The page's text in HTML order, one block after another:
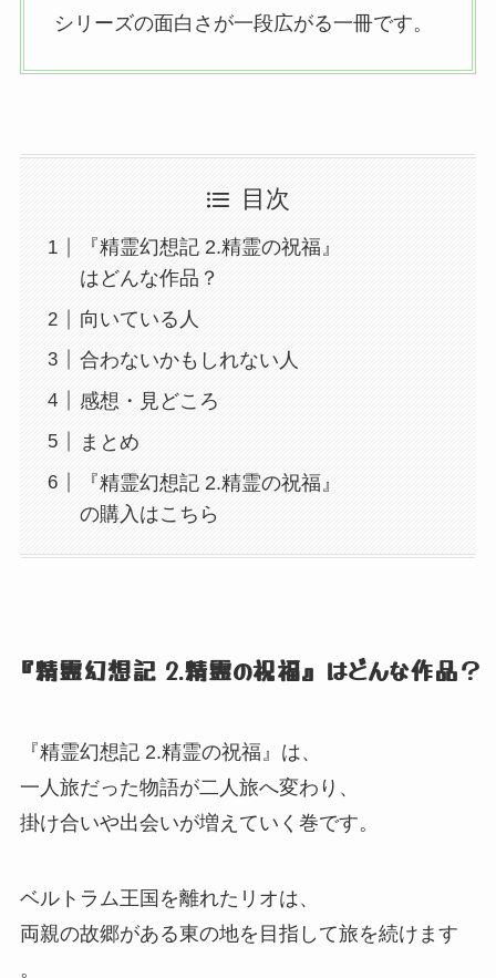
シリーズの面白さが一段広がる一冊です。
目次
『精霊幻想記 2.精霊の祝福』
はどんな作品？
向いている人
合わないかもしれない人
感想・見どころ
まとめ
『精霊幻想記 2.精霊の祝福』
の購入はこちら
『精霊幻想記 2.精霊の祝福』 はどんな作品？
『精霊幻想記 2.精霊の祝福』 は、
一人旅だった物語が二人旅へ変わり、
掛け合いや出会いが増えていく巻です。
ベルトラム王国を離れたリオは、
両親の故郷がある東の地を目指して旅を続けます
。